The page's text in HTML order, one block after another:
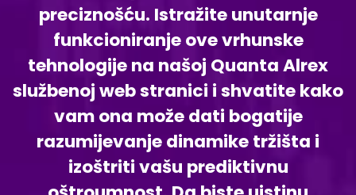
preciznošću. Istražite unutarnje
funkcioniranje ove vrhunske
tehnologije na našoj Quanta Alrex
službenoj web stranici i shvatite kako
vam ona može dati bogatije
razumijevanje dinamike tržišta i
izoštriti vašu prediktivnu